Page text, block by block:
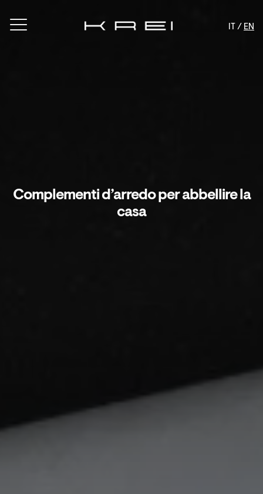
IT / EN
Complementi d’arredo per abbellire la
casa